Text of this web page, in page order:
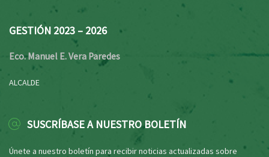
GESTIÓN 2023 – 2026
Eco. Manuel E. Vera Paredes
ALCALDE
SUSCRÍBASE A NUESTRO BOLETÍN
Únete a nuestro boletín para recibir noticias actualizadas sobre